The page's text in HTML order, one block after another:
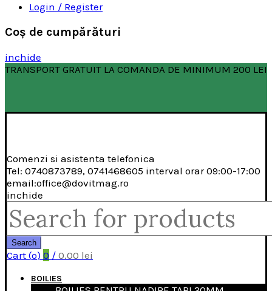
Login / Register
Coş de cumpărături
inchide
TRANSPORT GRATUIT LA COMANDA DE MINIMUM 200 LEI
Comenzi si asistenta telefonica
Tel: 0740873789, 0741468605 interval orar 09:00-17:00
email:office@dovitmag.ro
inchide
Search
for:
Search
Cart (o) 0 / 0.00 lei
BOILIES